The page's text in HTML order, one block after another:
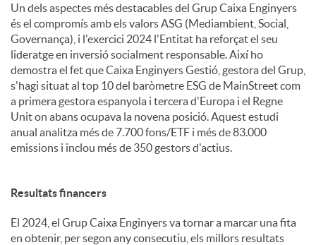
Un dels aspectes més destacables del Grup Caixa Enginyers
és el compromís amb els valors ASG (Mediambient, Social,
Governança), i l'exercici 2024 l'Entitat ha reforçat el seu
lideratge en inversió socialment responsable. Així ho
demostra el fet que Caixa Enginyers Gestió, gestora del Grup,
s'hagi situat al top 10 del baròmetre ESG de MainStreet com
a primera gestora espanyola i tercera d'Europa i el Regne
Unit on abans ocupava la novena posició. Aquest estudi
anual analitza més de 7.700 fons/ETF i més de 83.000
emissions i inclou més de 350 gestors d'actius.
Resultats financers
El 2024, el Grup Caixa Enginyers va tornar a marcar una fita
en obtenir, per segon any consecutiu, els millors resultats